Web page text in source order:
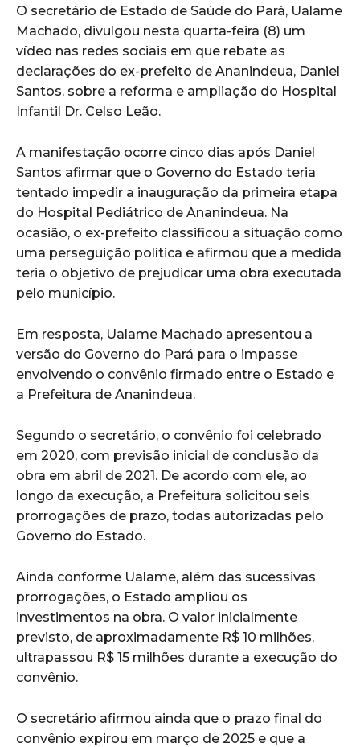
O secretário de Estado de Saúde do Pará, Ualame
Machado, divulgou nesta quarta-feira (8) um
vídeo nas redes sociais em que rebate as
declarações do ex-prefeito de Ananindeua, Daniel
Santos, sobre a reforma e ampliação do Hospital
Infantil Dr. Celso Leão.
A manifestação ocorre cinco dias após Daniel
Santos afirmar que o Governo do Estado teria
tentado impedir a inauguração da primeira etapa
do Hospital Pediátrico de Ananindeua. Na
ocasião, o ex-prefeito classificou a situação como
uma perseguição política e afirmou que a medida
teria o objetivo de prejudicar uma obra executada
pelo município.
Em resposta, Ualame Machado apresentou a
versão do Governo do Pará para o impasse
envolvendo o convênio firmado entre o Estado e
a Prefeitura de Ananindeua.
Segundo o secretário, o convênio foi celebrado
em 2020, com previsão inicial de conclusão da
obra em abril de 2021. De acordo com ele, ao
longo da execução, a Prefeitura solicitou seis
prorrogações de prazo, todas autorizadas pelo
Governo do Estado.
Ainda conforme Ualame, além das sucessivas
prorrogações, o Estado ampliou os
investimentos na obra. O valor inicialmente
previsto, de aproximadamente R$ 10 milhões,
ultrapassou R$ 15 milhões durante a execução do
convênio.
O secretário afirmou ainda que o prazo final do
convênio expirou em março de 2025 e que a